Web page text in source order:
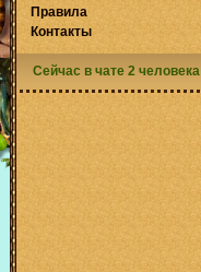
Правила
Контакты
Сейчас в чате 2 человека